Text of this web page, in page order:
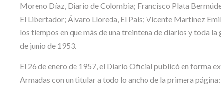
Moreno Díaz, Diario de Colombia; Francisco Plata
El Libertador; Álvaro Lloreda, El País; Vicente Martínez
los tiempos en que más de una treintena de diarios y toda
de junio de 1953.
El 26 de enero de 1957, el Diario Oficial publicó en forma
Armadas con un titular a todo lo ancho de la primera